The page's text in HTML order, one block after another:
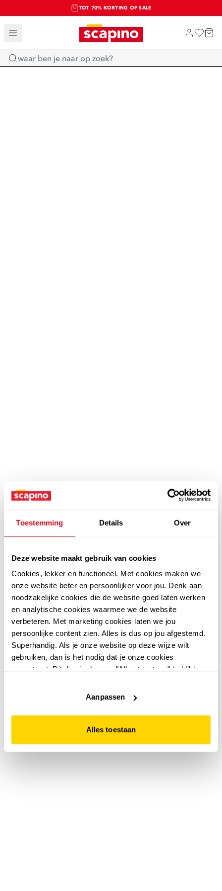
Toestemming Details Over
Deze website maakt gebruik van cookies
Cookies, lekker en functioneel. Met cookies maken we
onze website beter en persoonlijker voor jou. Denk aan
noodzakelijke cookies die de website goed laten werken
en analytische cookies waarmee we de website
verbeteren. Met marketing cookies laten we jou
persoonlijke content zien. Alles is dus op jou afgestemd.
Superhandig. Als je onze website op deze wijze wilt
gebruiken, dan is het nodig dat je onze cookies
accepteert. Dit doe je door op "Alles toestaan" te klikken.
website niet optimaal functioneert.
Aanpassen
Alles toestaan
TOT 70% KORTING OP SALE
SALE: LAATSTE KANS!
SHOP NIEUW
Home